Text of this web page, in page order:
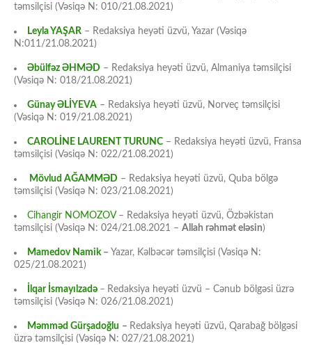
təmsilçisi (Vəsiqə N: 010/21.08.2021)
Leyla YAŞAR – Redaksiya heyəti üzvü, Yazar (Vəsiqə
N:011/21.08.2021)
Əbülfəz ƏHMƏD – Redaksiya heyəti üzvü, Almaniya təmsilçisi
(Vəsiqə N: 018/21.08.2021)
Günay ƏLİYEVA – Redaksiya heyəti üzvü, Norveç təmsilçisi
(Vəsiqə N: 019/21.08.2021)
CAROLİNE LAURENT TURUNC – Redaksiya heyəti üzvü, Fransa
təmsilçisi (Vəsiqə N: 022/21.08.2021)
Mövlud AĞAMMƏD – Redaksiya heyəti üzvü, Quba bölgə
təmsilçisi (Vəsiqə N: 023/21.08.2021)
Cihangir NOMOZOV– Redaksiya heyəti üzvü, Özbəkistan
təmsilçisi (Vəsiqə N: 024/21.08.2021 – Allah rəhmət eləsin)
Mamedov Namik – Yazar, Kəlbəcər təmsilçisi (Vəsiqə N:
025/21.08.2021)
İlqar İsmayılzadə – Redaksiya heyəti üzvü – Cənub bölgəsi üzrə
təmsilçisi (Vəsiqə N: 026/21.08.2021)
Məmməd Gürşadoğlu – Redaksiya heyəti üzvü, Qarabağ bölgəsi
üzrə təmsilçisi (Vəsiqə N: 027/21.08.2021)